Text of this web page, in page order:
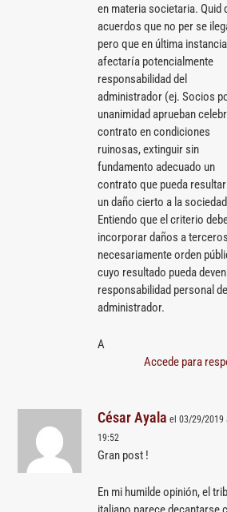
en materia societaria. Quid
acuerdos que no per se
pero que en última instancia
afectaría potencialmente
responsabilidad del
administrador (ej. Socios
unanimidad aprueban
contrato en condiciones
ruinosas, extinguir sin
fundamento adecuado un
contrato que pueda
un daño cierto a la
Entiendo que el criterio
incorporar daños a
necesariamente orden
cuyo resultado pueda
responsabilidad personal del
administrador.
A
Accede para
César Ayala el 03/29/2019
19:52
Gran post !
En mi humilde opinión, el